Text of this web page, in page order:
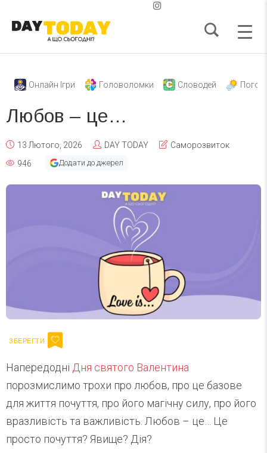
Онлайн Ігри Головоломки Словодей
Любов – це…
13 Лютого, 2026 DAY TODAY
Саморозвиток
946
Додати до джерел
Напередодні Дня святого Валентина
порозмислимо трохи про любов, про це базове
для життя почуття, про його магічну силу, про його
вразливість та важливість. Любов – це… Це
просто почуття? Явище? Дія?